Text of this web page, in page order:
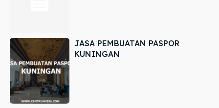
JASA PEMBUATAN PASPOR
KUNINGAN